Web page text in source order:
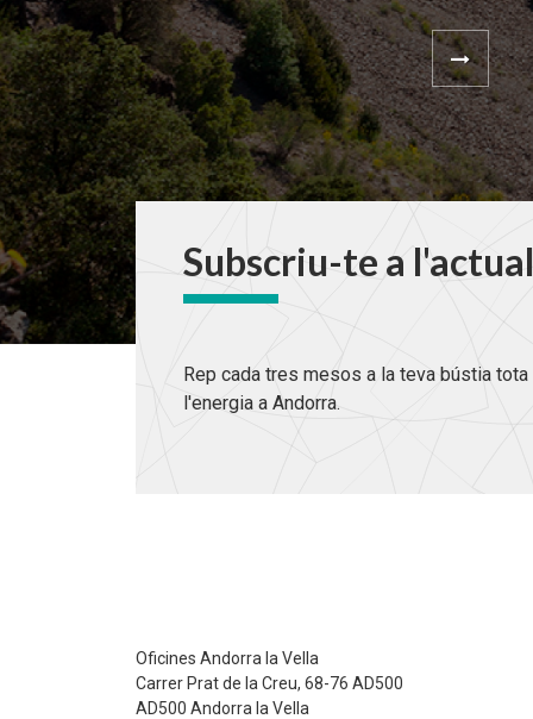
Subscriu-te a
Rep cada tres mesos a la teva bústia
l'energia a Andorra.
Oficines Andorra la Vella
Carrer Prat de la Creu, 68-76 AD500
AD500 Andorra la Vella